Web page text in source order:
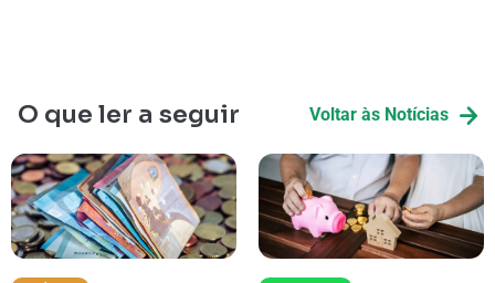
O que ler a seguir Voltar às Notícias